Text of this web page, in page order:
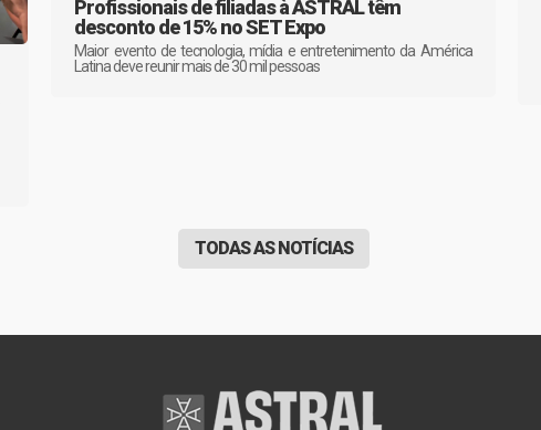
Profissionais de filiadas à ASTRAL têm
desconto de 15% no SET Expo
Maior evento de tecnologia, mídia e entretenimento da América
Latina deve reunir mais de 30 mil pessoas
TODAS AS NOTÍCIAS